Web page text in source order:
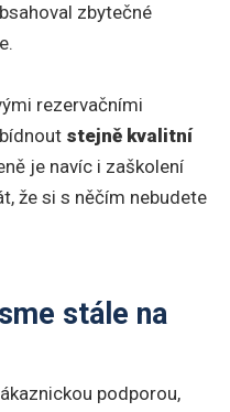
zbytečné
rezervačními
stejně kvalitní
je navíc i zaškolení
že si s něčím nebudete
stále na
podporou,